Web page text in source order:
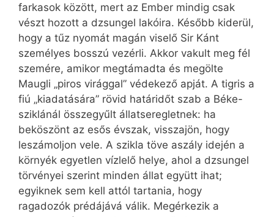
farkasok között, mert az Ember mindig csak
vészt hozott a dzsungel lakóira. Később kiderül,
hogy a tűz nyomát magán viselő Sir Kánt
személyes bosszú vezérli. Akkor vakult meg fél
szemére, amikor megtámadta és megölte
Maugli „piros virággal” védekező apját. A tigris a
fiú „kiadatására” rövid határidőt szab a Béke-
sziklánál összegyűlt állatseregletnek: ha
beköszönt az esős évszak, visszajön, hogy
leszámoljon vele. A szikla töve aszály idején a
környék egyetlen vízlelő helye, ahol a dzsungel
törvényei szerint minden állat együtt ihat;
egyiknek sem kell attól tartania, hogy
ragadozók prédájává válik. Megérkezik a